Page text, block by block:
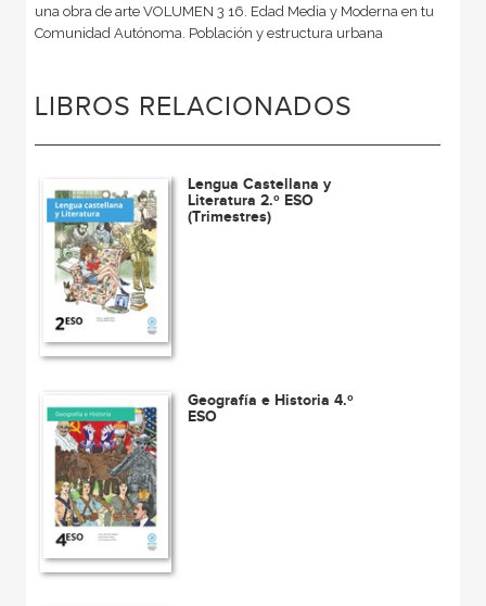
una obra de arte VOLUMEN 3 16. Edad Media y Moderna en tu
Comunidad Autónoma. Población y estructura urbana
LIBROS RELACIONADOS
Lengua Castellana y
Literatura 2.º ESO
(Trimestres)
Geografía e Historia 4.º
ESO